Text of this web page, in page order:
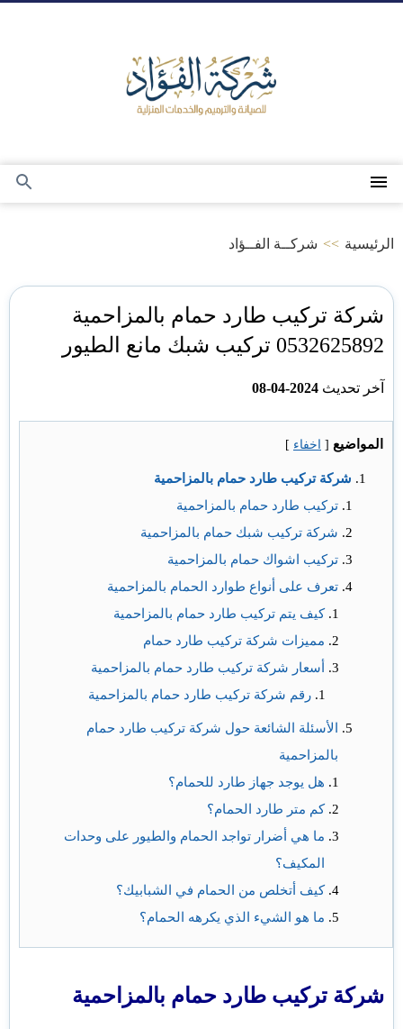
القائمة
بحث
الرئيسية >> شركــة الفــؤاد
شركة تركيب طارد حمام بالمزاحمية
0532625892 تركيب شبك مانع الطيور
آخر تحديث 2024-04-08
المواضيع [ اخفاء ]
شركة تركيب طارد حمام بالمزاحمية
تركيب طارد حمام بالمزاحمية
شركة تركيب شبك حمام بالمزاحمية
تركيب اشواك حمام بالمزاحمية
تعرف على أنواع طوارد الحمام بالمزاحمية
كيف يتم تركيب طارد حمام بالمزاحمية
مميزات شركة تركيب طارد حمام
أسعار شركة تركيب طارد حمام بالمزاحمية
رقم شركة تركيب طارد حمام بالمزاحمية
الأسئلة الشائعة حول شركة تركيب طارد حمام
بالمزاحمية
هل يوجد جهاز طارد للحمام؟
كم متر طارد الحمام؟
ما هي أضرار تواجد الحمام والطيور على وحدات
المكيف؟
كيف أتخلص من الحمام في الشبابيك؟
ما هو الشيء الذي يكرهه الحمام؟
شركة تركيب طارد حمام بالمزاحمية